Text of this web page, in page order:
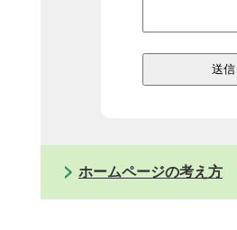
ホームページの考え方